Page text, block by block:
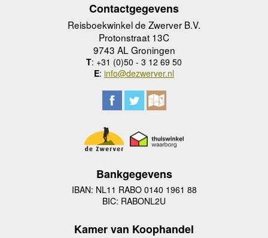
Contactgegevens
Reisboekwinkel de Zwerver B.V.
Protonstraat 13C
9743 AL Groningen
T: +31 (0)50 - 3 12 69 50
E: info@dezwerver.nl
Bankgegevens
IBAN: NL11 RABO 0140 1961 88
BIC: RABONL2U
Kamer van Koophandel